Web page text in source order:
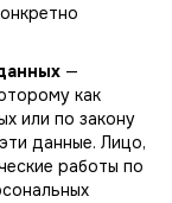
—
как
или по закону
данные. Лицо,
работы по